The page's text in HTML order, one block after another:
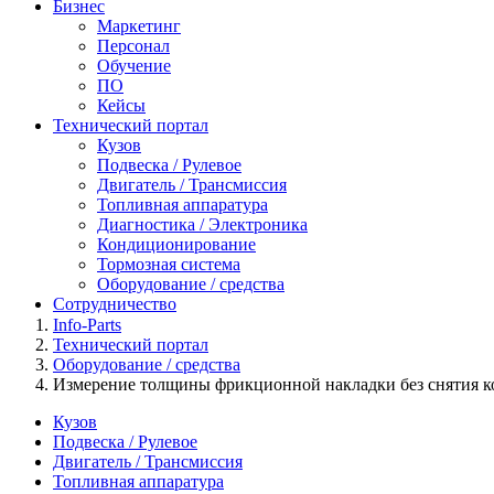
Бизнес
Маркетинг
Персонал
Обучение
ПО
Кейсы
Технический портал
Кузов
Подвеска / Рулевое
Двигатель / Трансмиссия
Топливная аппаратура
Диагностика / Электроника
Кондиционирование
Тормозная система
Оборудование / средства
Сотрудничество
Info-Parts
Технический портал
Оборудование / средства
Измерение толщины фрикционной накладки без снятия
Кузов
Подвеска / Рулевое
Двигатель / Трансмиссия
Топливная аппаратура